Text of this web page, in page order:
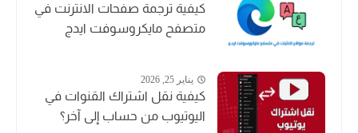
كيفية ترجمة صفحات الانترنت في
متصفح مايكروسوفت ايدج
يناير 25, 2026
كيفية نقل اشتراك القنوات في
اليوتيوب من حساب إلى آخر؟